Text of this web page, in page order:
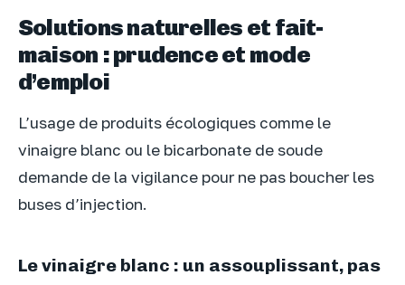
Solutions naturelles et fait-
maison : prudence et mode
d’emploi
L’usage de produits écologiques comme le
vinaigre blanc ou le bicarbonate de soude
demande de la vigilance pour ne pas boucher les
buses d’injection.
Le vinaigre blanc : un assouplissant, pas